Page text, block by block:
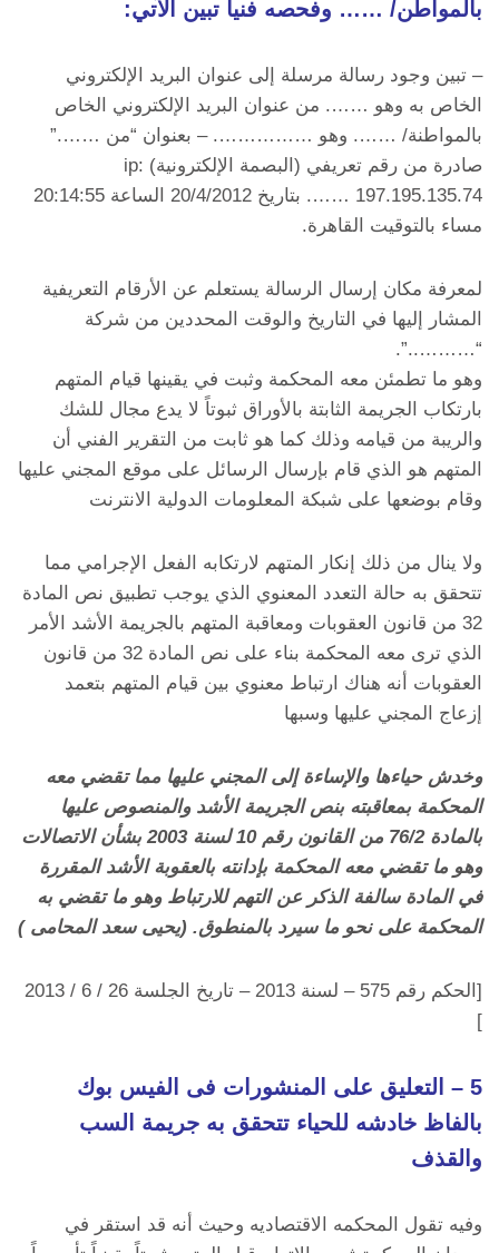
بالمواطن/ …… وفحصه فنياً تبين الآتي:
– تبين وجود رسالة مرسلة إلى عنوان البريد الإلكتروني
الخاص به وهو ……. من عنوان البريد الإلكتروني الخاص
بالمواطنة/ ……. وهو ……………. – بعنوان “من …….”
صادرة من رقم تعريفي (البصمة الإلكترونية) ip:
197.195.135.74 ……. بتاريخ 20/4/2012 الساعة 20:14:55
مساء بالتوقيت القاهرة.
لمعرفة مكان إرسال الرسالة يستعلم عن الأرقام التعريفية
المشار إليها في التاريخ والوقت المحددين من شركة
“………..”.
وهو ما تطمئن معه المحكمة وثبت في يقينها قيام المتهم
بارتكاب الجريمة الثابتة بالأوراق ثبوتاً لا يدع مجال للشك
والريبة من قيامه وذلك كما هو ثابت من التقرير الفني أن
المتهم هو الذي قام بإرسال الرسائل على موقع المجني عليها
وقام بوضعها على شبكة المعلومات الدولية الانترنت
ولا ينال من ذلك إنكار المتهم لارتكابه الفعل الإجرامي مما
تتحقق به حالة التعدد المعنوي الذي يوجب تطبيق نص المادة
32 من قانون العقوبات ومعاقبة المتهم بالجريمة الأشد الأمر
الذي ترى معه المحكمة بناء على نص المادة 32 من قانون
العقوبات أنه هناك ارتباط معنوي بين قيام المتهم بتعمد
إزعاج المجني عليها وسبها
وخدش حياءها والإساءة إلى المجني عليها مما تقضي معه
المحكمة بمعاقبته بنص الجريمة الأشد والمنصوص عليها
بالمادة 76/2 من القانون رقم 10 لسنة 2003 بشأن الاتصالات
وهو ما تقضي معه المحكمة بإدانته بالعقوبة الأشد المقررة
في المادة سالفة الذكر عن التهم للارتباط وهو ما تقضي به
المحكمة على نحو ما سيرد بالمنطوق. (يحيى سعد المحامى )
[الحكم رقم 575 – لسنة 2013 – تاريخ الجلسة 26 / 6 / 2013
]
5 – التعليق على المنشورات فى الفيس بوك
بالفاظ خادشه للحياء تتحقق به جريمة السب
والقذف
وفيه تقول المحكمه الاقتصاديه وحيث أنه قد استقر في